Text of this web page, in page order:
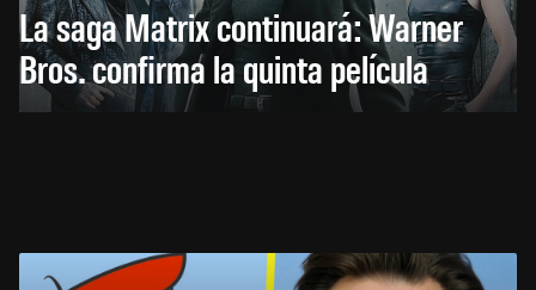
La saga Matrix continuará: Warner
Bros. confirma la quinta película